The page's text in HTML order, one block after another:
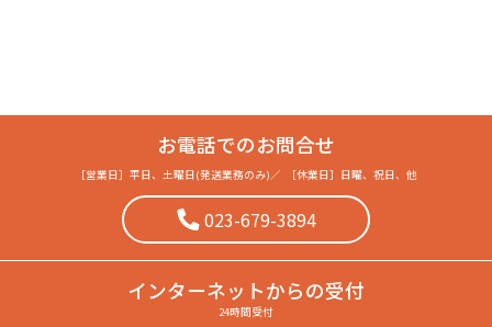
お電話でのお問合せ
［営業日］ 平日、土曜日(発送業務のみ) ／ ［休業日］ 日曜、祝日、他
023-679-3894
インターネットからの受付
24時間受付